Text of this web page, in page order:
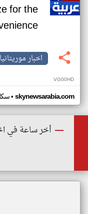
for the
اخبار موريتانيا
VG00HD
• skynewsarabia.com
أخر ساعة في